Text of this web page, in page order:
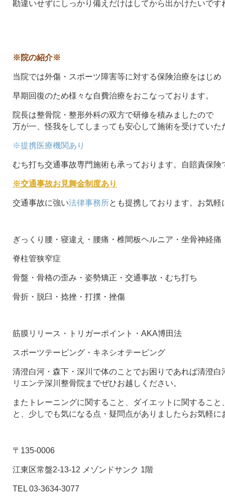
勘違いせずにしっかり備えだけはしてから出かけたいです
※院の紹介※
当院では外傷・スポーツ障害等に対する保険治療をはじめ
早期回復のため様々な自費治療をおこなっております。
院長は整骨院・整形外科の双方で研修を積みましたので
万が一、怪我をしてしまっても安心して施術を受けていた
※提携医療機関あり
むち打ち交通事故専門施術も承っております。自賠責保険
※交通事故お見舞金制度あり
交通事故に強い法律事務所とも提携しております。お気軽
ぎっくり腰・寝違え・腰痛・椎間板ヘルニア・坐骨神経痛
脊柱管狭窄症
骨盤・骨格の歪み・姿勢矯正・交通事故・むち打ち
骨折・脱臼・捻挫・打撲・挫傷
筋膜リリース・トリガーポイント・AKA博田法
スポーツテーピング・キネシオテーピング
清澄白河・森下・深川で体のことでお困りであれば清澄
リエンテ深川整骨院までぜひお越しください。
またトレーニングに関すること、ダイエットに関するこ
と、少しでも気になる点・疑問点がありましたらお気軽に
〒135-0006
江東区常盤2-13-12 メゾンドサンク 1階
TEL 03-3634-3077